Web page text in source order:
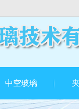
中空玻璃